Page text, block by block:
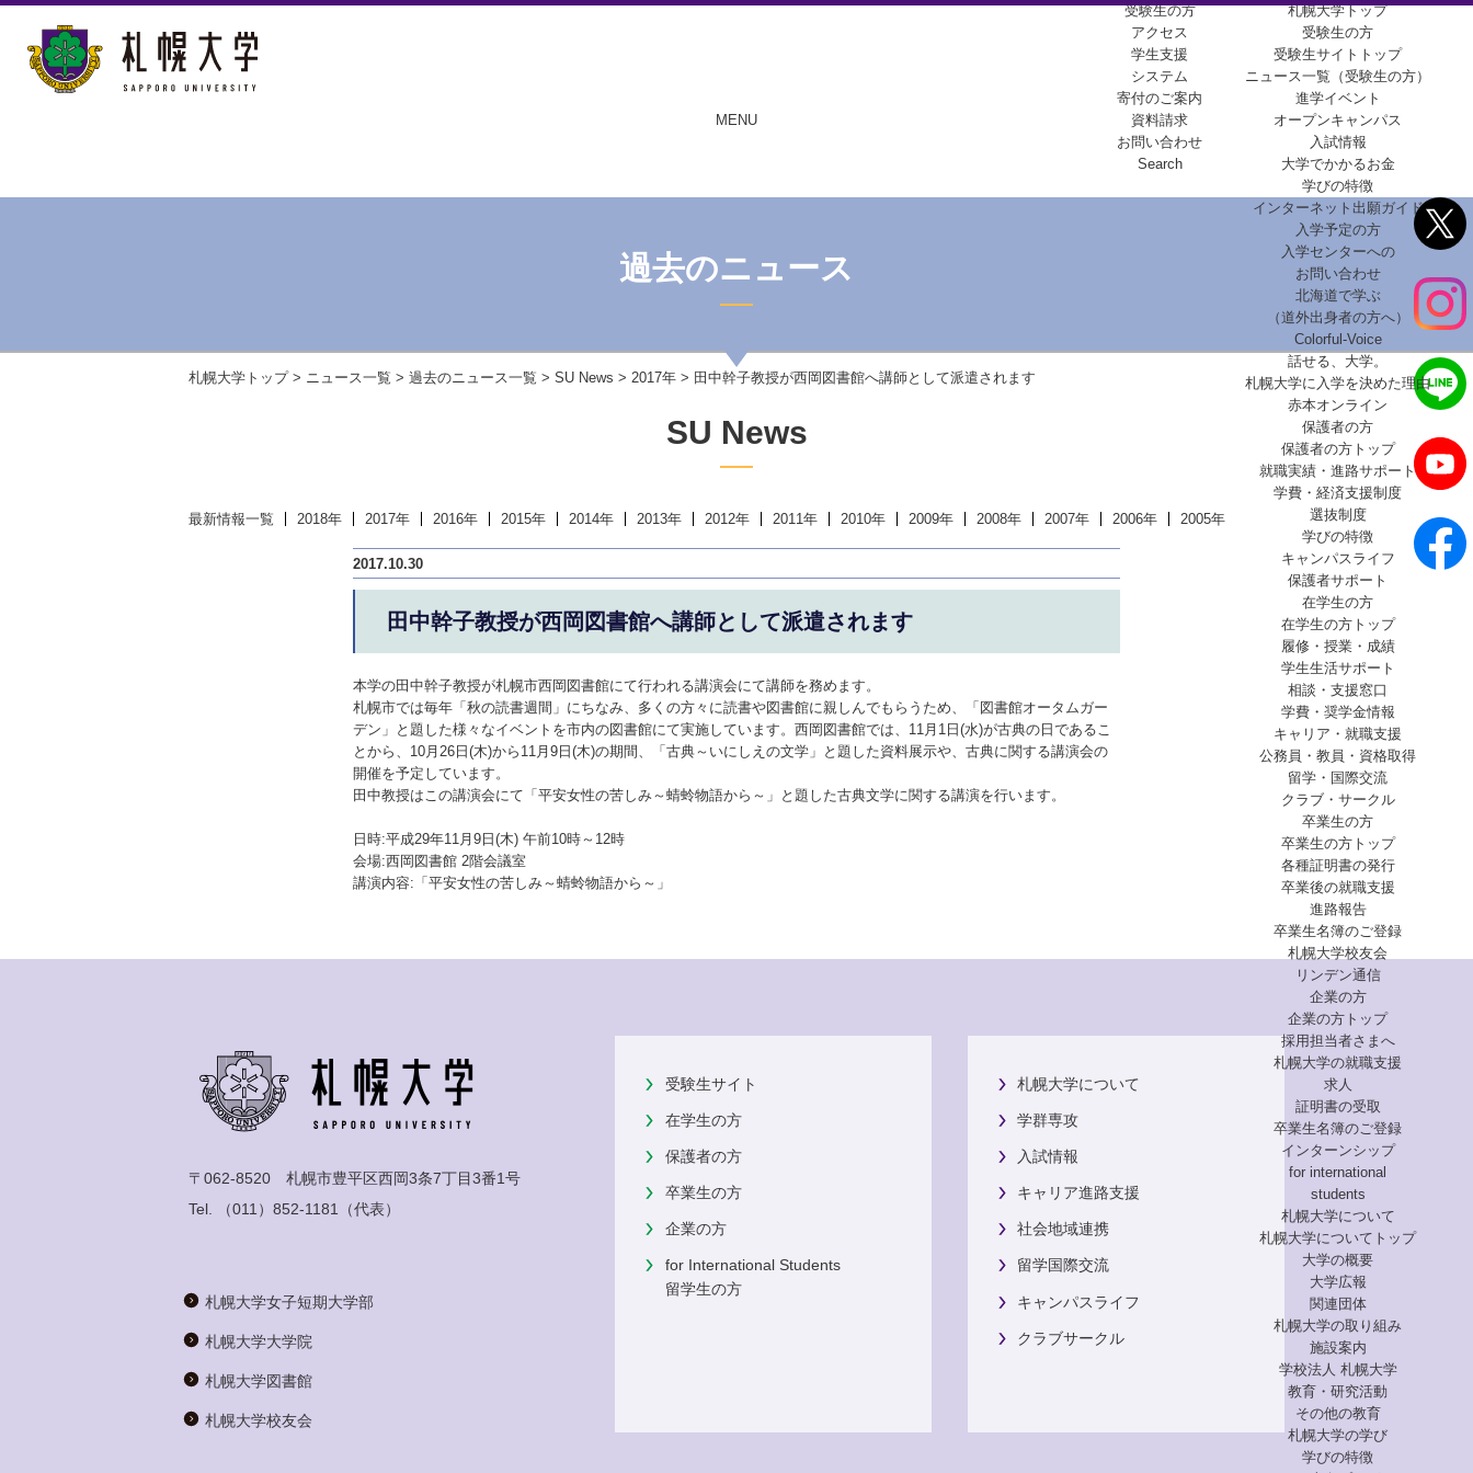
MENU
受験生の方
アクセス
学生支援
システム
寄付のご案内
資料請求
お問い合わせ
Search
札幌大学トップ
受験生の方
受験生サイトトップ
ニュース一覧（受験生の方）
進学イベント
オープンキャンパス
入試情報
大学でかかるお金
学びの特徴
インターネット出願ガイド
入学予定の方
入学センターへの
お問い合わせ
北海道で学ぶ
（道外出身者の方へ）
Colorful-Voice
話せる、大学。
札幌大学に入学を決めた理由
赤本オンライン
保護者の方
保護者の方トップ
就職実績・進路サポート
学費・経済支援制度
選抜制度
学びの特徴
キャンパスライフ
保護者サポート
在学生の方
在学生の方トップ
履修・授業・成績
学生生活サポート
相談・支援窓口
学費・奨学金情報
キャリア・就職支援
公務員・教員・資格取得
留学・国際交流
クラブ・サークル
卒業生の方
卒業生の方トップ
各種証明書の発行
卒業後の就職支援
進路報告
卒業生名簿のご登録
札幌大学校友会
リンデン通信
企業の方
企業の方トップ
採用担当者さまへ
札幌大学の就職支援
求人
証明書の受取
卒業生名簿のご登録
インターンシップ
for international
students
札幌大学について
札幌大学についてトップ
大学の概要
大学広報
関連団体
札幌大学の取り組み
施設案内
学校法人 札幌大学
教育・研究活動
その他の教育
札幌大学の学び
学びの特徴
過去のニュース
札幌大学トップ> ニュース一覧 > 過去のニュース一覧 > SU News > 2017年 > 田中幹子教授が西岡図書館へ講師として派遣されます
SU News
最新情報一覧 2018年 2017年 2016年 2015年 2014年 2013年 2012年 2011年 2010年 2009年 2008年 2007年 2006年 2005年
2017.10.30
田中幹子教授が西岡図書館へ講師として派遣されます
本学の田中幹子教授が札幌市西岡図書館にて行われる講演会にて講師を務めます。
札幌市では毎年「秋の読書週間」にちなみ、多くの方々に読書や図書館に親しんでもらうため、「図書館オータムガー
デン」と題した様々なイベントを市内の図書館にて実施しています。西岡図書館では、11月1日(水)が古典の日であるこ
とから、10月26日(木)から11月9日(木)の期間、「古典～いにしえの文学」と題した資料展示や、古典に関する講演会の
開催を予定しています。
田中教授はこの講演会にて「平安女性の苦しみ～蜻蛉物語から～」と題した古典文学に関する講演を行います。
日時:平成29年11月9日(木) 午前10時～12時
会場:西岡図書館 2階会議室
講演内容:「平安女性の苦しみ～蜻蛉物語から～」
〒062-8520 札幌市豊平区西岡3条7丁目3番1号
Tel.
（011）852-1181 （代表）
札幌大学女子短期大学部
札幌大学大学院
札幌大学図書館
札幌大学校友会
受験生サイト
在学生の方
保護者の方
卒業生の方
企業の方
for International Students
留学生の方
札幌大学について
学群専攻
入試情報
キャリア進路支援
社会地域連携
留学国際交流
キャンパスライフ
クラブサークル